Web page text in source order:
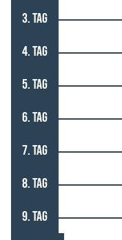
3. TAG
4. TAG
5. TAG
6. TAG
7. TAG
8. TAG
9. TAG